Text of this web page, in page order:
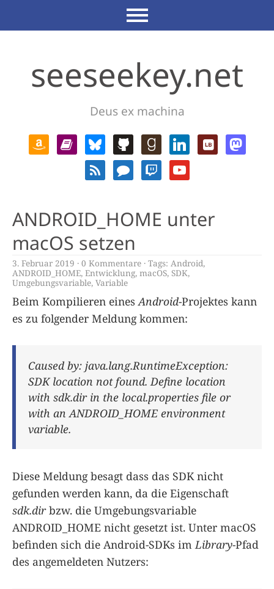
seeseekey.net
Deus ex machina
ANDROID_HOME unter
macOS setzen
3. Februar 2019 0 Kommentare Tags: Android,
ANDROID_HOME, Entwicklung, macOS, SDK,
Umgebungsvariable, Variable
Beim Kompilieren eines Android-Projektes kann
es zu folgender Meldung kommen:
Caused by: java.lang.RuntimeException:
SDK location not found. Define location
with sdk.dir in the local.properties file or
with an ANDROID_HOME environment
variable.
Diese Meldung besagt dass das SDK nicht
gefunden werden kann, da die Eigenschaft
sdk.dirbzw. die Umgebungsvariable
ANDROID_HOME nicht gesetzt ist. Unter macOS
befinden sich die Android-SDKs im Library-Pfad
des angemeldeten Nutzers: